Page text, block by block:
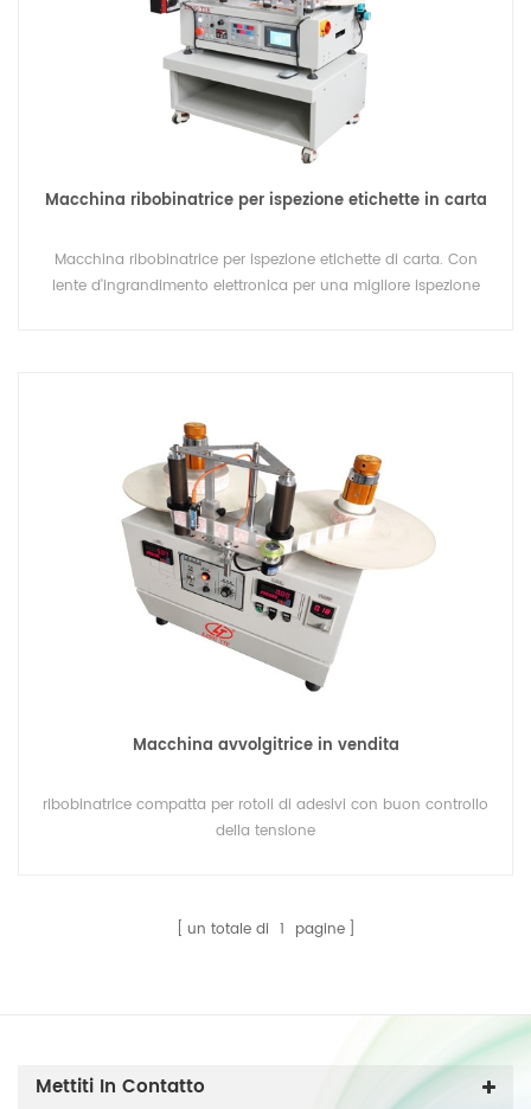
Macchina ribobinatrice per ispezione etichette in carta
Macchina ribobinatrice per ispezione etichette di carta. Con
lente d'ingrandimento elettronica per una migliore ispezione
Macchina avvolgitrice in vendita
ribobinatrice compatta per rotoli di adesivi con buon controllo
della tensione
un totale di 1 pagine
Mettiti In Contatto